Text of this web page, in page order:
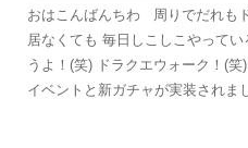
おはこんばんちわ 周りでだれも
居なくても 毎日しこしこやって
うよ！(笑) ドラクエウォーク！(
イベントと新ガチャが実装されま